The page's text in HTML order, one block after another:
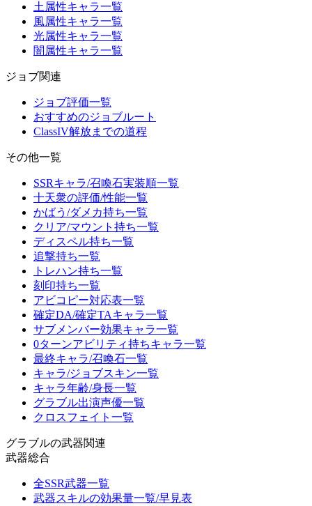
土属性キャラ一覧
風属性キャラ一覧
光属性キャラ一覧
闇属性キャラ一覧
ジョブ関連
ジョブ評価一覧
おすすめのジョブルート
ClassIV解放までの道程
その他一覧
SSRキャラ/召喚石実装順一覧
十天衆の評価/性能一覧
かばう/ダメカ持ち一覧
クリア/マウント持ち一覧
ディスペル持ち一覧
追撃持ち一覧
トレハン持ち一覧
刻印持ち一覧
アビコピー対応表一覧
確定DA/確定TAキャラ一覧
サブメンバー効果キャラ一覧
0ターンアビリティ持ちキャラ一覧
最終キャラ/召喚石一覧
キャラ/ジョブスキン一覧
キャラ年齢/身長一覧
グラブル出演声優一覧
クロスフェイト一覧
グラブルの武器関連
武器総合
全SSR武器一覧
武器スキルの効果量一覧/早見表